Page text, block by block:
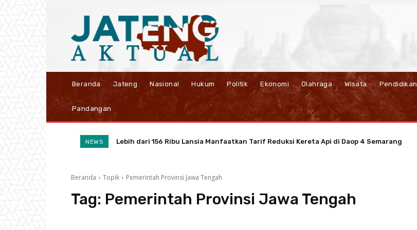
Beranda Jateng Nasional Hukum Politik Ekonomi Olahraga Wisata Pendidikan
Pandangan
NEWS Lebih dari 156 Ribu Lansia Manfaatkan Tarif Reduksi Kereta Api di Daop 4 Semarang
Beranda Topik Pemerintah Provinsi Jawa Tengah
Tag: Pemerintah Provinsi Jawa Tengah